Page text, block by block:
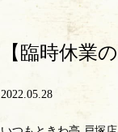
【臨時休業
2022.05.28